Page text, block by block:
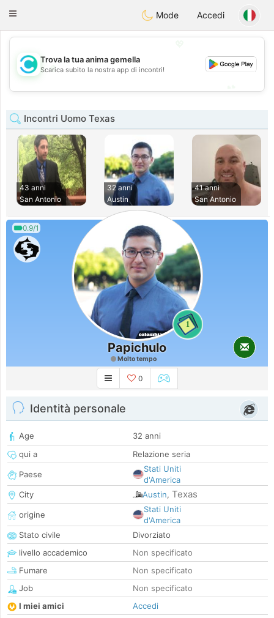
olombiaCitas
Toggle
Mode Accedi
💖
💕
Trova la tua anima gemella
Scarica subito la nostra app di incontri!
Incontri Uomo Texas
43 anni
San Antonio
32 anni
Austin
41 anni
San Antonio
0.9/1
1
Papichulo
Molto tempo
0
Identità personale
Age
32 anni
qui a
Relazione seria
Paese
Stati Uniti
d'America
City
Austin, Texas
origine
Stati Uniti
d'America
Stato civile
Divorziato
livello accademico
Non specificato
Fumare
Non specificato
Job
Non specificato
I miei amici
Accedi